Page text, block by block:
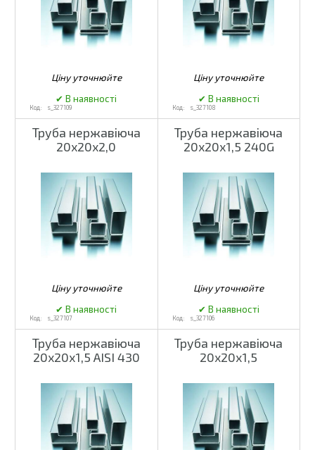
s_327109 s_327108
Труба нержавіюча
20х20х2,0
s_327107
Труба нержавіюча
20х20х1,5 240G
s_327106
Труба нержавіюча
20х20х1,5 AISI 430
Труба нержавіюча
20х20х1,5